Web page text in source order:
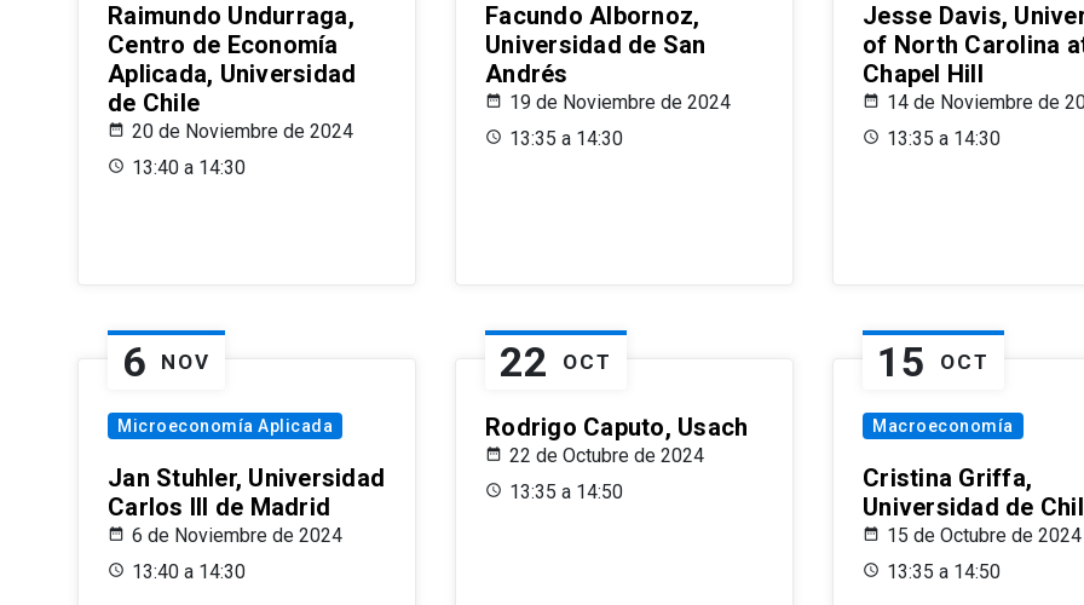
Raimundo Undurraga,
Centro de Economía
Aplicada, Universidad
de Chile
20 de Noviembre de 2024
13:40 a 14:30
Facundo Albornoz,
Universidad de San
Andrés
19 de Noviembre de 2024
13:35 a 14:30
Jesse Davis,
of North Carolina
Chapel Hill
14 de Noviembre de
13:35 a 14:30
6 NOV
Microeconomía Aplicada
Jan Stuhler, Universidad
Carlos III de Madrid
6 de Noviembre de 2024
13:40 a 14:30
22 OCT
Rodrigo Caputo, Usach
22 de Octubre de 2024
13:35 a 14:50
15 OCT
Macroeconomía
Cristina Griffa,
Universidad de
15 de Octubre de 2024
13:35 a 14:50